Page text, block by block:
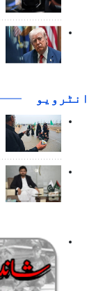
انٹرويو